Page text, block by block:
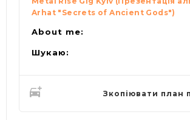
Arhat "Secrets of Ancient Gods")
About me:
Шукаю:
Зкопіювати план